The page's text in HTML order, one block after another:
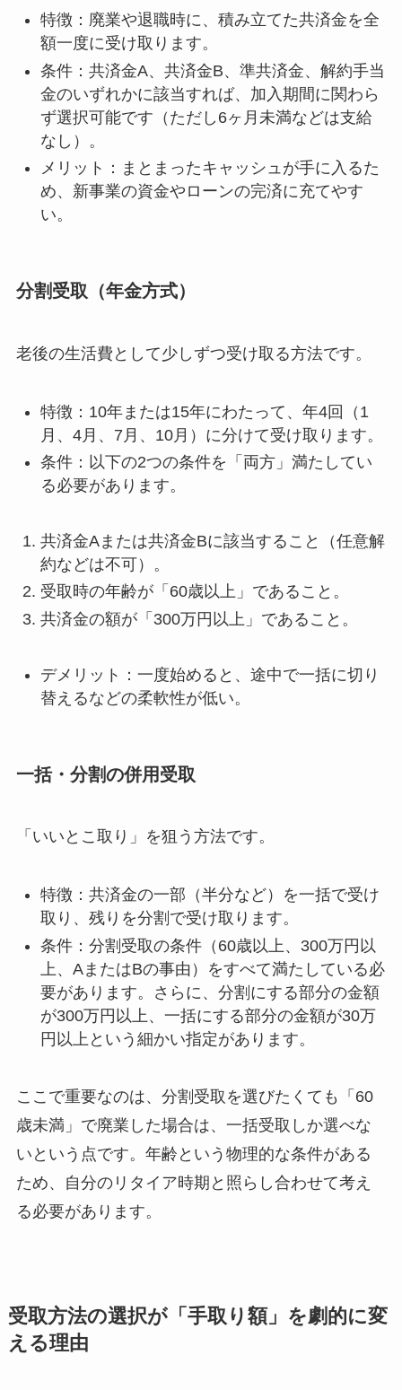
特徴：廃業や退職時に、積み立てた共済金を全
額一度に受け取ります。
条件：共済金A、共済金B、準共済金、解約手当
金のいずれかに該当すれば、加入期間に関わら
ず選択可能です（ただし6ヶ月未満などは支給
なし）。
メリット：まとまったキャッシュが手に入るた
め、新事業の資金やローンの完済に充てやす
い。
分割受取（年金方式）
老後の生活費として少しずつ受け取る方法です。
特徴：10年または15年にわたって、年4回（1
月、4月、7月、10月）に分けて受け取ります。
条件：以下の2つの条件を「両方」満たしてい
る必要があります。
共済金Aまたは共済金Bに該当すること（任意解
約などは不可）。
受取時の年齢が「60歳以上」であること。
共済金の額が「300万円以上」であること。
デメリット：一度始めると、途中で一括に切り
替えるなどの柔軟性が低い。
一括・分割の併用受取
「いいとこ取り」を狙う方法です。
特徴：共済金の一部（半分など）を一括で受け
取り、残りを分割で受け取ります。
条件：分割受取の条件（60歳以上、300万円以
上、AまたはBの事由）をすべて満たしている必
要があります。さらに、分割にする部分の金額
が300万円以上、一括にする部分の金額が30万
円以上という細かい指定があります。
ここで重要なのは、分割受取を選びたくても「60
歳未満」で廃業した場合は、一括受取しか選べな
いという点です。年齢という物理的な条件がある
ため、自分のリタイア時期と照らし合わせて考え
る必要があります。
受取方法の選択が「手取り額」を劇的に変
える理由